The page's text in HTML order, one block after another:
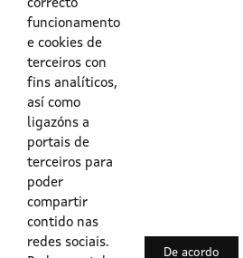
correcto
funcionamento
e cookies de
terceiros con
fins analíticos,
así como
ligazóns a
portais de
terceiros para
poder
compartir
contido nas
redes sociais.
De acordo